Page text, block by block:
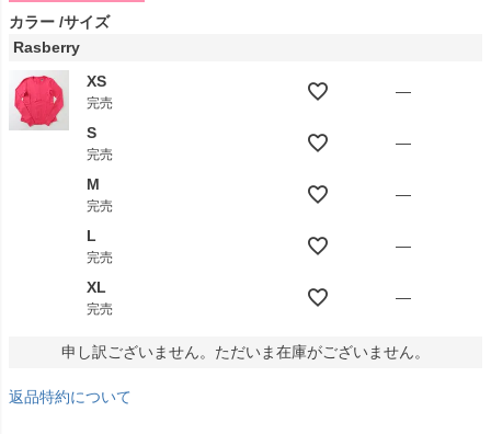
カラー サイズ
Rasberry
XS
完売
—
S
完売
—
M
完売
—
L
完売
—
XL
完売
—
申し訳ございません。ただいま在庫がございません。
返品特約について